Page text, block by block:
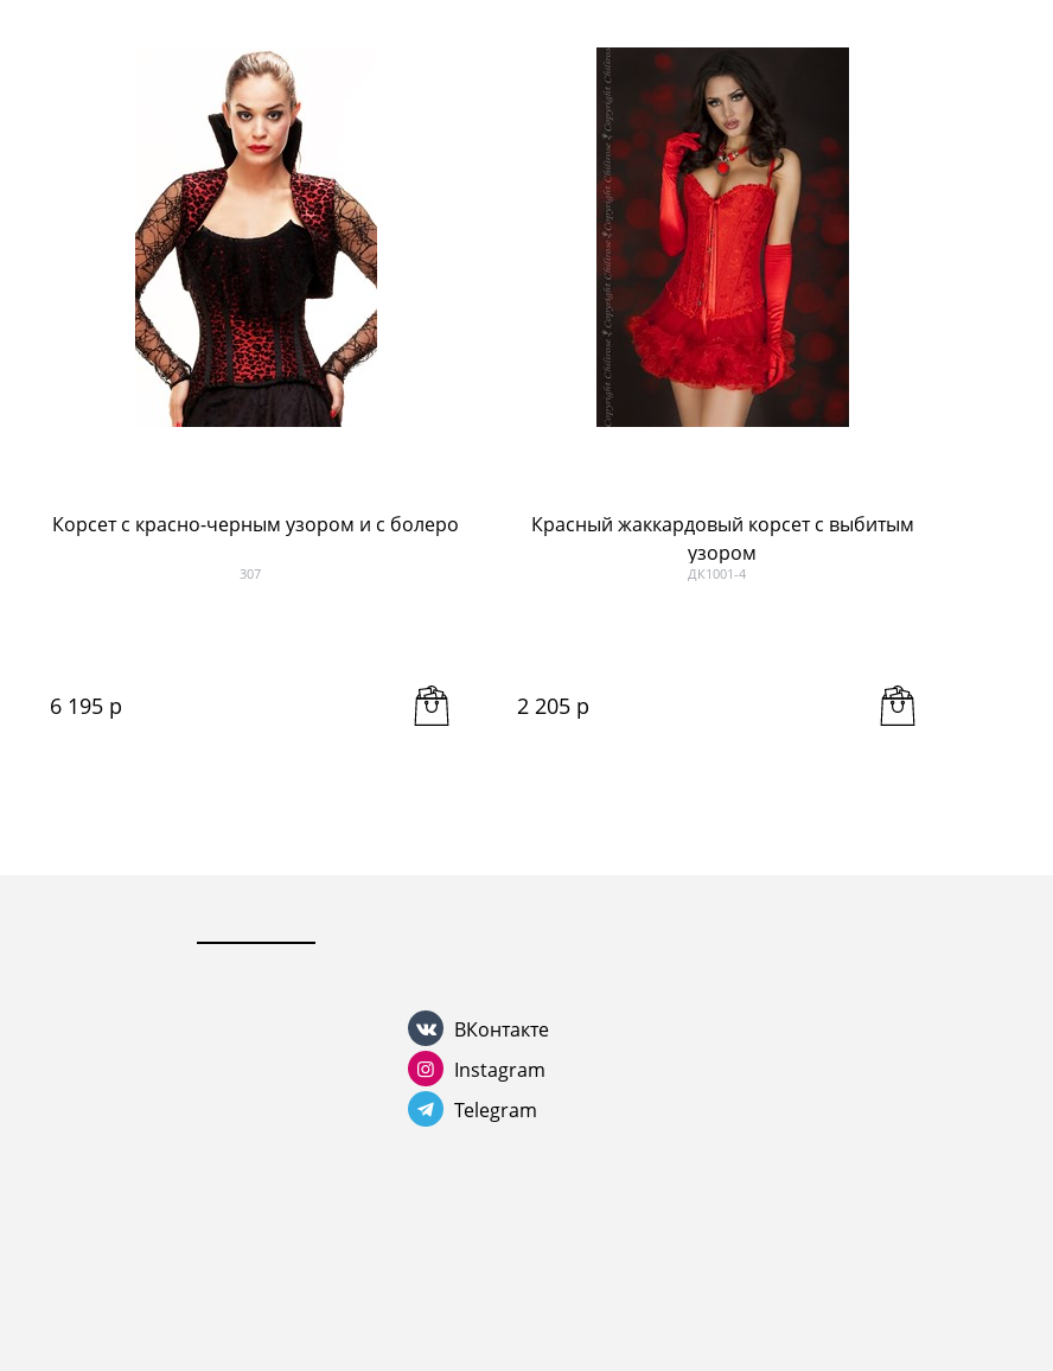
Корсет с красно-черным узором и с болеро
307
6 195 р
Красный жаккардовый корсет с выбитым
узором
ДК1001-4
2 205 р
ВКонтакте
Instagram
Telegram